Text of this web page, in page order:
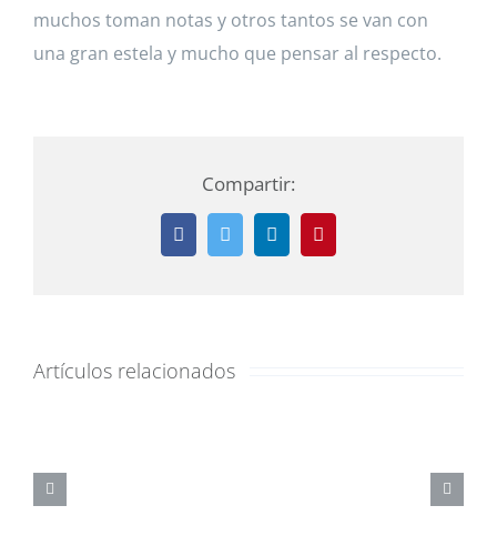
muchos toman notas y otros tantos se van con
una gran estela y mucho que pensar al respecto.
Compartir:
FacebookTwitterLinkedInPinterest
Artículos relacionados